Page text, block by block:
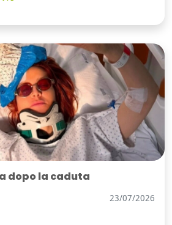
dopo la caduta
23/07/2026